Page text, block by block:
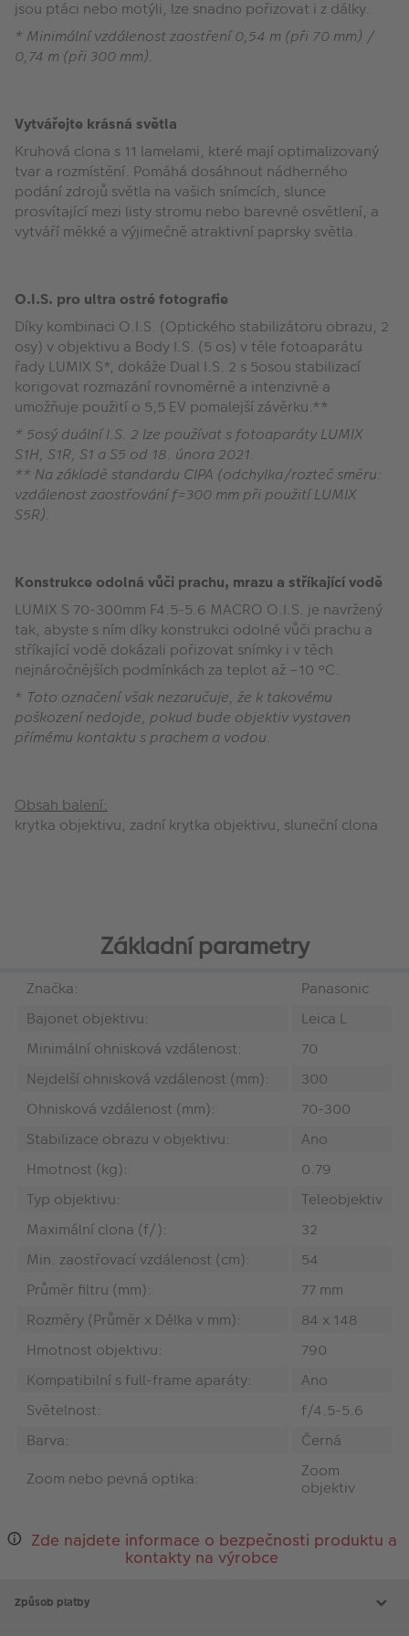
jsou ptáci nebo motýli, lze snadno pořizovat i z dálky.
* Minimální vzdálenost zaostření 0,54 m (při 70 mm) /
0,74 m (při 300 mm).
Vytvářejte krásná světla
Kruhová clona s 11 lamelami, které mají optimalizovaný
tvar a rozmístění. Pomáhá dosáhnout nádherného
podání zdrojů světla na vašich snímcích, slunce
prosvítající mezi listy stromu nebo barevné osvětlení, a
vytváří měkké a výjimečně atraktivní paprsky světla.
O.I.S. pro ultra ostré fotografie
Díky kombinaci O.I.S. (Optického stabilizátoru obrazu, 2
osy) v objektivu a Body I.S. (5 os) v těle fotoaparátu
řady LUMIX S*, dokáže Dual I.S. 2 s 5osou stabilizací
korigovat rozmazání rovnoměrně a intenzivně a
umožňuje použití o 5,5 EV pomalejší závěrku.**
* 5osý duální I.S. 2 lze používat s fotoaparáty LUMIX
S1H, S1R, S1 a S5 od 18. února 2021.
** Na základě standardu CIPA (odchylka/rozteč směru:
vzdálenost zaostřování f=300 mm při použití LUMIX
S5R).
Konstrukce odolná vůči prachu, mrazu a stříkající vodě
LUMIX S 70-300mm F4.5-5.6 MACRO O.I.S. je navržený
tak, abyste s ním díky konstrukci odolné vůči prachu a
stříkající vodě dokázali pořizovat snímky i v těch
nejnáročnějších podmínkách za teplot až –10 °C.
* Toto označení však nezaručuje, že k takovému
poškození nedojde, pokud bude objektiv vystaven
přímému kontaktu s prachem a vodou.
Obsah balení:
krytka objektivu, zadní krytka objektivu, sluneční clona
Základní parametry
Značka:
Panasonic
Bajonet objektivu:
Leica L
Minimální ohnisková vzdálenost:
70
Nejdelší ohnisková vzdálenost (mm):
300
Ohnisková vzdálenost (mm):
70-300
Stabilizace obrazu v objektivu:
Ano
Hmotnost (kg):
0.79
Typ objektivu:
Teleobjektiv
Maximální clona (f/):
32
Min. zaostřovací vzdálenost (cm):
54
Průměr filtru (mm):
77 mm
Rozměry (Průměr x Délka v mm):
84 x 148
Hmotnost objektivu:
790
Kompatibilní s full-frame aparáty:
Ano
Světelnost:
f/4.5-5.6
Barva:
Černá
Zoom nebo pevná optika:
Zoom
objektiv
Zde najdete informace o bezpečnosti produktu a
kontakty na výrobce
Způsob platby